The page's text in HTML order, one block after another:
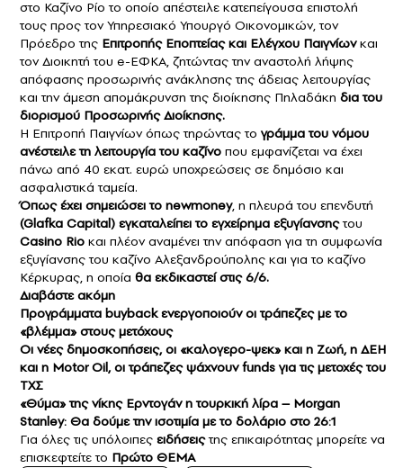
στο Καζίνο Ρίο το οποίο απέστειλε κατεπείγουσα επιστολή
τους προς τον Υπηρεσιακό Υπουργό Οικονομικών, τον
Πρόεδρο της Επιτροπής Εποπτείας και Ελέγχου Παιγνίωνκαι
τον Διοικητή του e-ΕΦΚΑ, ζητώντας την αναστολή λήψης
απόφασης προσωρινής ανάκλησης της άδειας λειτουργίας
και την άμεση απομάκρυνση της διοίκησης Πηλαδάκη δια του
διορισμού Προσωρινής Διοίκησης.
Η Επιτροπή Παιγνίων όπως τηρώντας το γράμμα του νόμου
ανέστειλε τη λειτουργία του καζίνο που εμφανίζεται να έχει
πάνω από 40 εκατ. ευρώ υποχρεώσεις σε δημόσιο και
ασφαλιστικά ταμεία.
Όπως έχει σημειώσει το newmoney, η πλευρά του επενδυτή
(Glafka Capital) εγκαταλείπει το εγχείρημα εξυγίανσηςτου
Casino Rio και πλέον αναμένει την απόφαση για τη συμφωνία
εξυγίανσης του καζίνο Αλεξανδρούπολης και για το καζίνο
Κέρκυρας, η οποία θα εκδικαστεί στις 6/6.
Διαβάστε ακόμη
Προγράμματα buyback ενεργοποιούν οι τράπεζες με το
«βλέμμα» στους μετόχους
Οι νέες δημοσκοπήσεις, οι «καλογερο-ψεκ» και η Ζωή, η ΔΕΗ
και η Motor Oil, οι τράπεζες ψάχνουν funds για τις μετοχές του
ΤΧΣ
«Θύμα» της νίκης Ερντογάν η τουρκική λίρα – Morgan
Stanley: Θα δούμε την ισοτιμία με το δολάριο στο 26:1
Για όλες τις υπόλοιπες ειδήσεις της επικαιρότητας μπορείτε να
επισκεφτείτε το Πρώτο ΘΕΜΑ